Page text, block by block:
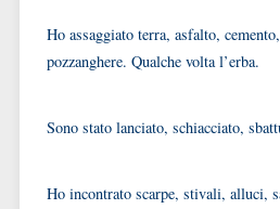
Ho assaggiato terra, asfalto,
pozzanghere. Qualche volta l’erba.
Sono stato lanciato, schiacciato,
Ho incontrato scarpe, stivali, alluci,